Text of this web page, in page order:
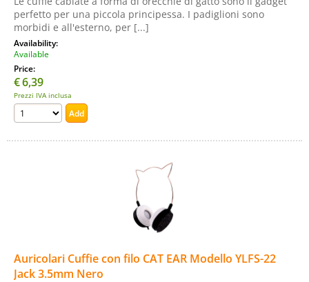
perfetto per una piccola principessa. I padiglioni sono
morbidi e all'esterno, per [...]
Availability:
Available
Price:
€6,39
Prezzi IVA inclusa
Auricolari Cuffie con filo CAT EAR Modello YLFS-22
Jack 3.5mm Nero